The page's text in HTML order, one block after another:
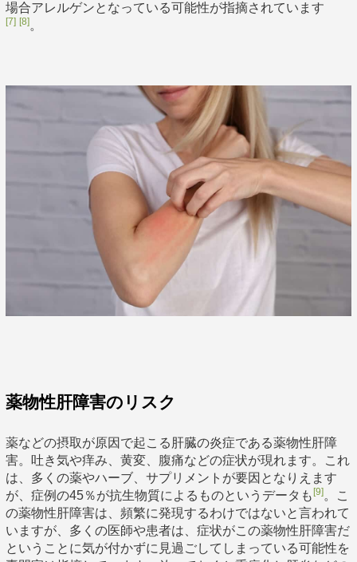
場合アレルゲンとなっている可能性が指摘されています
[7] [8]。
薬物性肝障害のリスク
薬などの摂取が原因で起こる肝臓の炎症である薬物性肝障
害。吐き気や痒み、黄変、腹痛などの症状が現れます。これ
は、多くの薬やハーブ、サプリメントが要因となりえます
が、症例の45％が抗生物質によるものというデータも [9]。こ
の薬物性肝障害は、頻繁に発現するわけではないと言われて
いますが、多くの医師や患者は、症状がこの薬物性肝障害だ
ということに気が付かずに見過ごしてしまっている可能性を